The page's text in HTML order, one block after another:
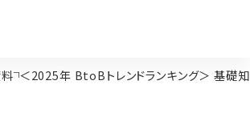
＜2025年 BtoBトレンドランキング＞ 基礎